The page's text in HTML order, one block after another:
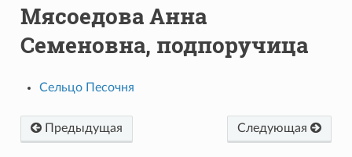
Мясоедова Анна
Семеновна, подпоручица
Сельцо Песочня
Предыдущая Следующая